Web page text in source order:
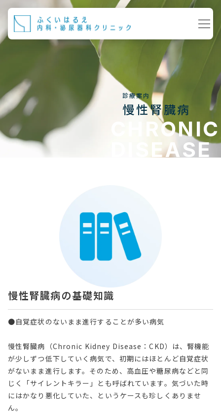
診療案内
慢性腎臓病
DISEASE
慢性腎臓病の基礎知識
●自覚症状のないまま進行することが多い病気
慢性腎臓病（Chronic Kidney Disease：CKD）は、腎機能
が少しずつ低下していく病気で、初期にはほとんど自覚症状
がないまま進行します。そのため、高血圧や糖尿病などと同
じく「サイレントキラー」とも呼ばれています。気づいた時
にはかなり悪化していた、というケースも珍しくありませ
ん。